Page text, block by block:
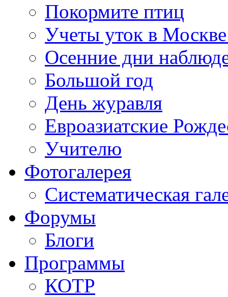
Покормите птиц
Учеты уток в
Осенние дни
Большой год
День журавля
Евроазиатские
Учителю
Фотогалерея
Систематическая
Форумы
Блоги
Программы
КОТР